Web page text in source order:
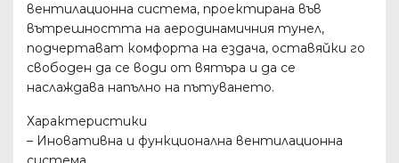
вентилационна система, проектирана във
вътрешността на аеродинамичния тунел,
подчертават комфорта на ездача, оставяйки го
свободен да се води от вятъра и да се
наслаждава напълно на пътуването.
Характеристики
– Иновативна и функционална вентилационна